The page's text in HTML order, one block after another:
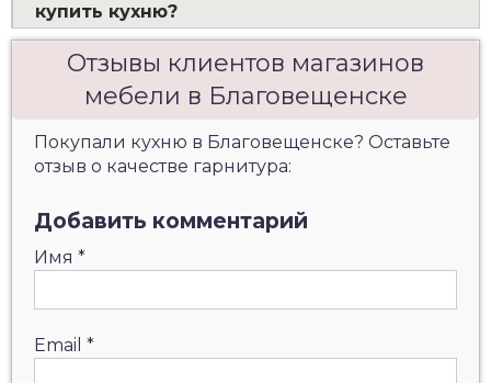
купить кухню?
Отзывы клиентов магазинов
мебели в Благовещенске
Покупали кухню в Благовещенске? Оставьте
отзыв о качестве гарнитура:
Добавить комментарий
Имя *
Email *